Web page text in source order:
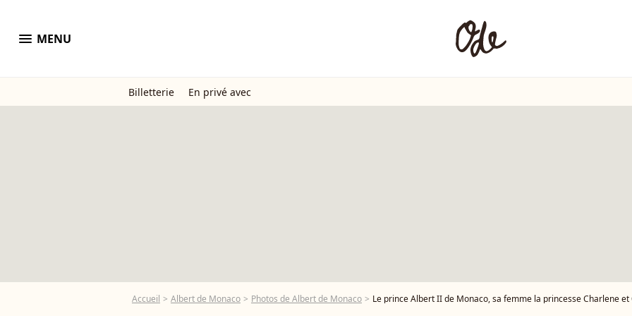
menu MENU
Billetterie En privé avec
Accueil Albert de Monaco Photos de Albert de Monaco Le prince Albert II de Monaco, sa femme la princesse Charlene et Camille Gottlieb ont remis les traditionnels colis de Noël aux aînés monégasques dans la meeting room du Yacht